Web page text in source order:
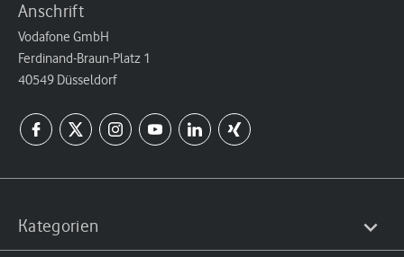
Anschrift
Vodafone GmbH
Ferdinand-Braun-Platz 1
40549 Düsseldorf
Kategorien